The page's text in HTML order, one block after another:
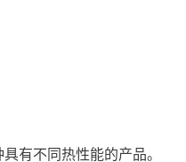
有不同热性能的产品。